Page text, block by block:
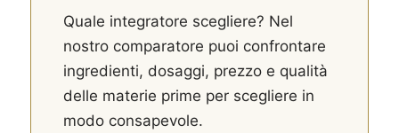
Quale integratore scegliere? Nel
nostro comparatore puoi confrontare
ingredienti, dosaggi, prezzo e qualità
delle materie prime per scegliere in
modo consapevole.